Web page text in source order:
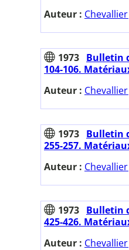
Auteur :
1973 Bulletin
104-106.
Auteur :
1973 Bulletin
255-257.
Auteur :
1973 Bulletin
425-426.
Auteur :